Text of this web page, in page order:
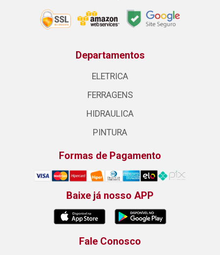
Departamentos
ELETRICA
FERRAGENS
HIDRAULICA
PINTURA
Formas de Pagamento
Baixe já nosso APP
Fale Conosco